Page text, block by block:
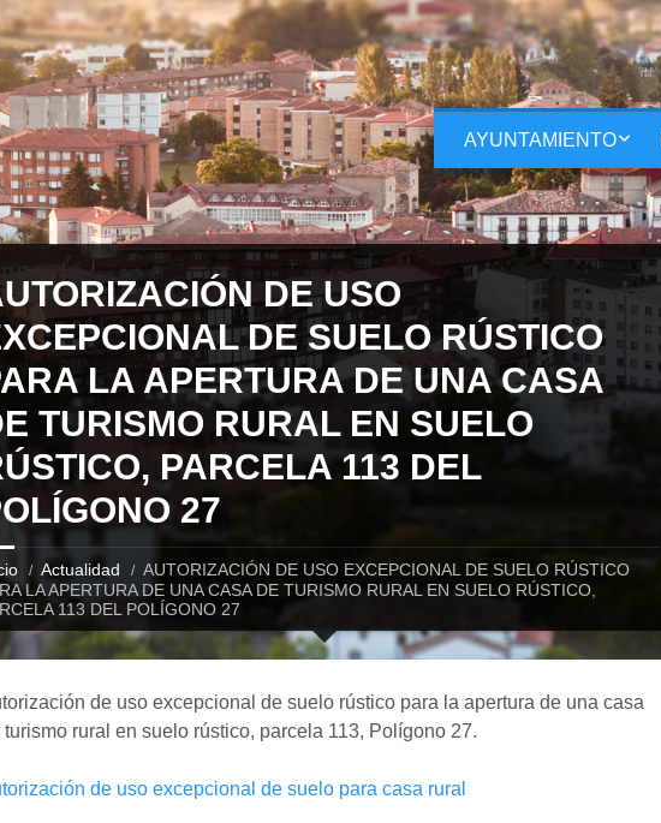
AYUNTAMIENTO
DE USO
DE SUELO RÚSTICO
LA APERTURA DE UNA CASA
TURISMO RURAL EN SUELO
PARCELA 113 DEL
27
Actualidad
AUTORIZACIÓN DE USO EXCEPCIONAL DE SUELO RÚSTICO
LA APERTURA DE UNA CASA DE TURISMO RURAL EN SUELO RÚSTICO,
113 DEL POLÍGONO 27
de uso excepcional de suelo rústico para la apertura de una casa
turismo rural en suelo rústico, parcela 113, Polígono 27.
de uso excepcional de suelo para casa rural